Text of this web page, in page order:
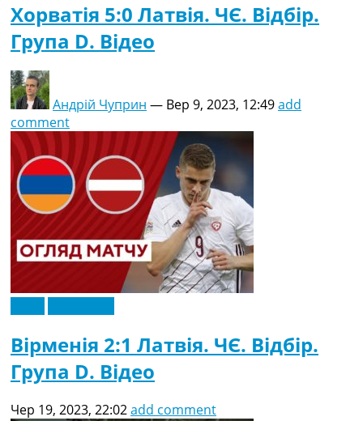
Хорватія 5:0 Латвія. ЧЄ. Відбір.
Група D. Відео
Андрій Чуприн — Вер 9, 2023, 12:49add
comment
Вірменія 2:1 Латвія. ЧЄ. Відбір.
Група D. Відео
Чер 19, 2023, 22:02add comment